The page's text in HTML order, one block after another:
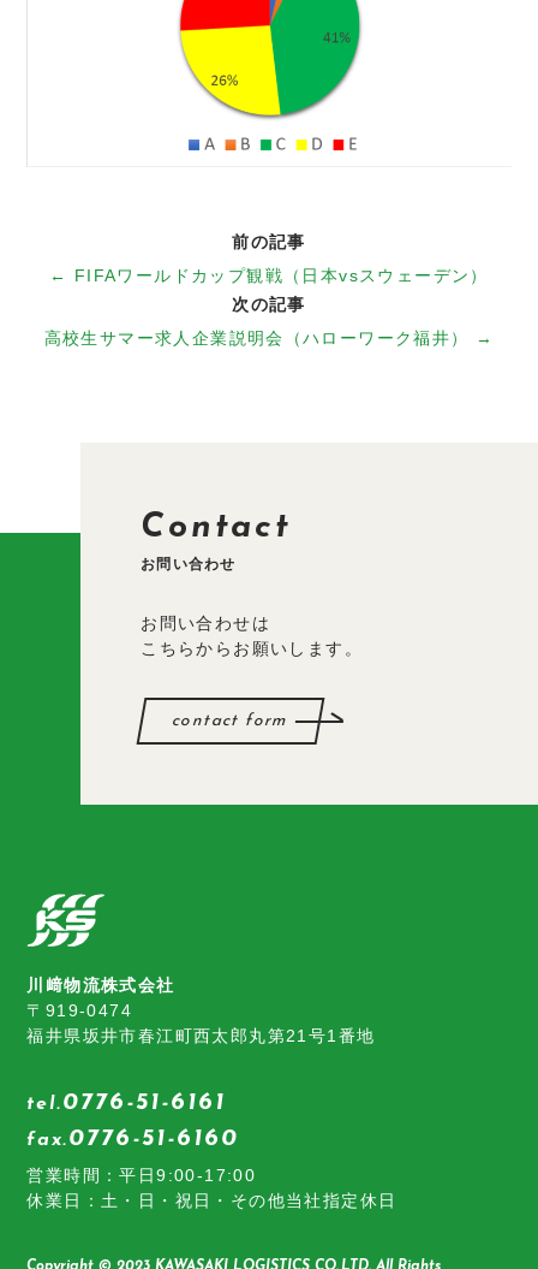
前の記事
← FIFAワールドカップ観戦（日本vsスウェーデン）
次の記事
高校生サマー求人企業説明会（ハローワーク福井） →
Contact
お問い合わせ
お問い合わせは
こちらからお願いします。
contact form
川﨑物流株式会社
〒919-0474
福井県坂井市春江町西太郎丸第21号1番地
tel.0776-51-6161
fax.0776-51-6160
営業時間：平日9:00-17:00
休業日：土・日・祝日・その他当社指定休日